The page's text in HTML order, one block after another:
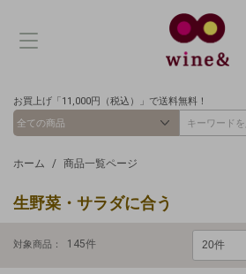
お買上げ「11,000円（税込）」で送料無料！
ホーム 商品一覧ページ
生野菜・サラダに合う
対象商品： 145件